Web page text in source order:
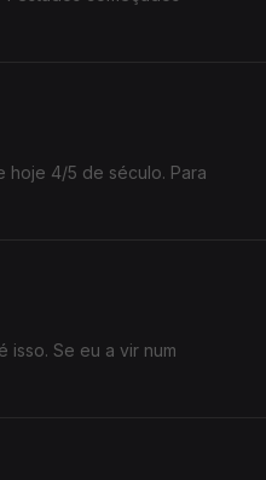
hoje 4/5 de século. Para
isso. Se eu a vir num